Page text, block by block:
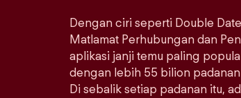
Dengan ciri seperti Double
Matlamat Perhubungan dan
aplikasi janji temu paling
dengan lebih 55 bilion
Di sebalik setiap padanan itu,